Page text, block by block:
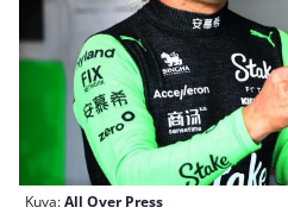
Kuva:All Over Press